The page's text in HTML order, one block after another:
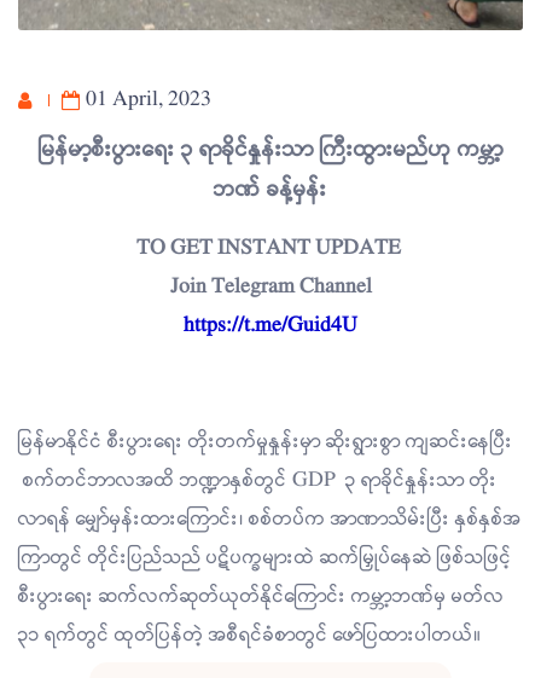
01 April, 2023
မြန်မာ့စီးပွားရေး ၃ ရာခိုင်နှုန်းသာ ကြီးထွားမည်ဟု ကမ္ဘာ့
ဘဏ် ခန့်မှန်း
TO GET INSTANT UPDATE
Join Telegram Channel
https://t.me/Guid4U
မြန်မာနိုင်ငံ စီးပွားရေး တိုးတက်မှုနှုန်းမှာ ဆိုးရွားစွာ ကျဆင်းနေပြီး
စက်တင်ဘာလအထိ ဘဏ္ဍာနှစ်တွင် GDP ၃ ရာခိုင်နှုန်းသာ တိုး
လာရန် မျှော်မှန်းထားကြောင်း၊ စစ်တပ်က အာဏာသိမ်းပြီး နှစ်နှစ်အ
ကြာတွင် တိုင်းပြည်သည် ပဋိပက္ခများထဲ ဆက်မြှုပ်နေဆဲ ဖြစ်သဖြင့်
စီးပွားရေး ဆက်လက်ဆုတ်ယုတ်နိုင်ကြောင်း ကမ္ဘာ့ဘဏ်မှ မတ်လ
၃၁ ရက်တွင် ထုတ်ပြန်တဲ့ အစီရင်ခံစာတွင် ဖော်ပြထားပါတယ်။